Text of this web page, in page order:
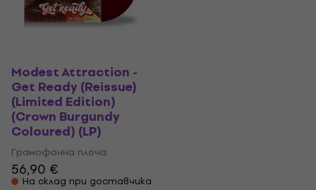
Modest Attraction -
Get Ready (Reissue)
(Limited Edition)
(Crown Burgundy
Coloured) (LP)
Грамофонна плоча
56,90 €
На склад при доставчика